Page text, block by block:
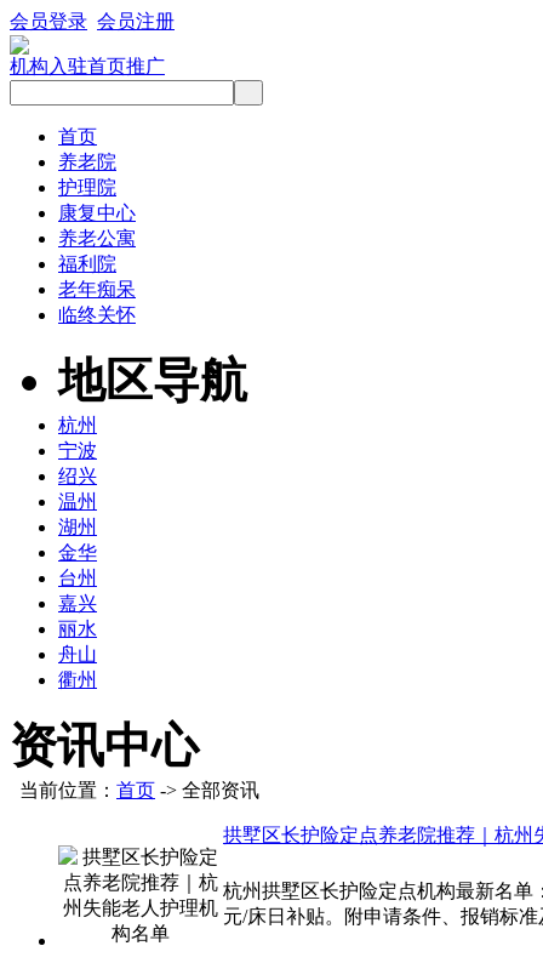
会员登录 会员注册
机构入驻首页推广
首页
养老院
护理院
康复中心
养老公寓
福利院
老年痴呆
临终关怀
地区导航
杭州
宁波
绍兴
温州
湖州
金华
台州
嘉兴
丽水
舟山
衢州
资讯中心
当前位置： 首页 -> 全部资讯
拱墅区长护险定点养老院推荐｜杭州
杭州拱墅区长护险定点机构最新名单
元/床日补贴。附申请条件、报销标